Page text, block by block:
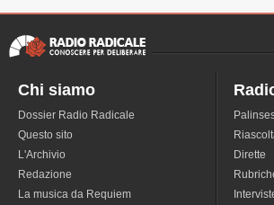
Chi siamo
Dossier Radio Radicale
Questo sito
L'Archivio
Redazione
La musica da Requiem
Dirette